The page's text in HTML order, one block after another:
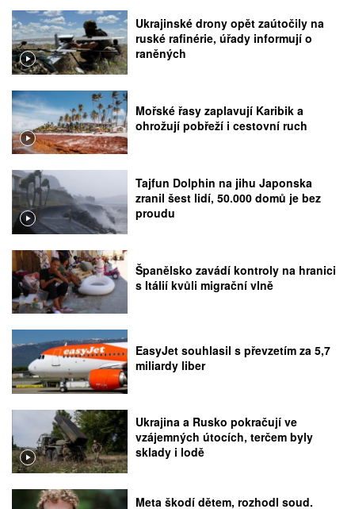
Ukrajinské drony opět zaútočily na
ruské rafinérie, úřady informují o
raněných
Mořské řasy zaplavují Karibik a
ohrožují pobřeží i cestovní ruch
Tajfun Dolphin na jihu Japonska
zranil šest lidí, 50.000 domů je bez
proudu
Španělsko zavádí kontroly na hranici
s Itálií kvůli migrační vlně
EasyJet souhlasil s převzetím za 5,7
miliardy liber
Ukrajina a Rusko pokračují ve
vzájemných útocích, terčem byly
sklady i lodě
Meta škodí dětem, rozhodl soud.